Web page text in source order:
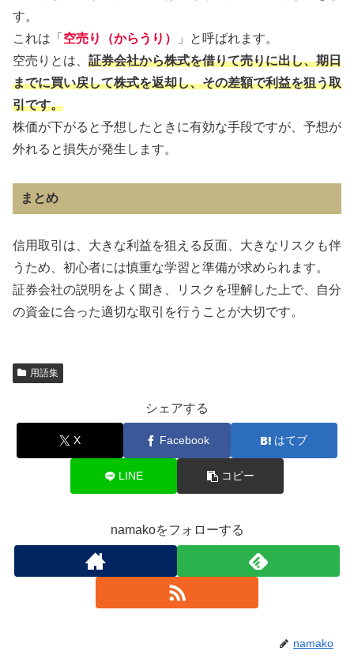
す。
これは「 空売り（からうり）
」と呼ばれます。
空売りとは、 証券会社から株式を借りて売りに出し、期日
までに買い戻して株式を返却し、その差額で利益を狙う取
引です。
株価が下がると予想したときに有効な手段ですが、予想が
外れると損失が発生します。
まとめ
信用取引は、大きな利益を狙える反面、大きなリスクも伴
うため、初心者には慎重な学習と準備が求められます。
証券会社の説明をよく聞き、リスクを理解した上で、自分
の資金に合った適切な取引を行うことが大切です。
用語集
シェアする
X Facebook はてブ
LINE コピー
namakoをフォローする
namako